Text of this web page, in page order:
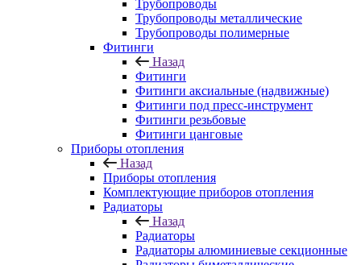
Трубопроводы
Трубопроводы металлические
Трубопроводы полимерные
Фитинги
Назад
Фитинги
Фитинги аксиальные (надвижные)
Фитинги под пресс-инструмент
Фитинги резьбовые
Фитинги цанговые
Приборы отопления
Назад
Приборы отопления
Комплектующие приборов отопления
Радиаторы
Назад
Радиаторы
Радиаторы алюминиевые секционные